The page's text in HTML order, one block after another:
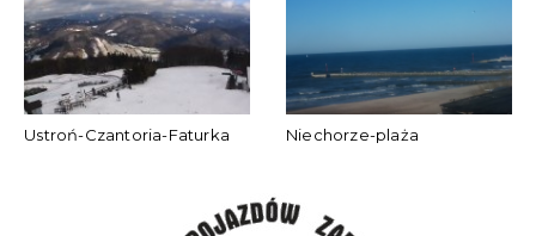
Ustroń-Czantoria-Faturka Niechorze-plaża